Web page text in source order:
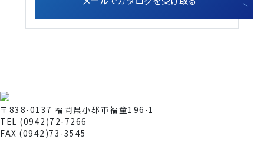
〒838-0137 福岡県小郡市福童196-1
TEL (0942)72-7266
FAX (0942)73-3545